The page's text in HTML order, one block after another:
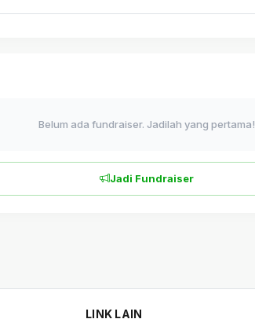
Belum ada fundraiser. Jadilah yang pertama!
Jadi Fundraiser
LINK LAIN